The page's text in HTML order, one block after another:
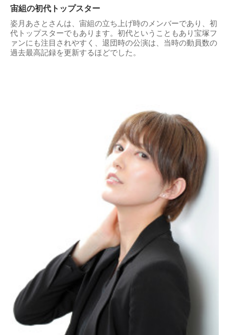
宙組の初代トップスター
姿月あさとさんは、宙組の立ち上げ時のメンバーであり、初
代トップスターでもあります。初代ということもあり宝塚フ
ァンにも注目されやすく、退団時の公演は、当時の動員数の
過去最高記録を更新するほどでした。